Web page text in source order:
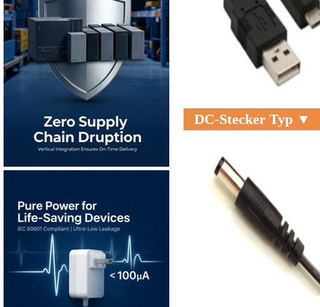
DC-Stecker Typ ▼